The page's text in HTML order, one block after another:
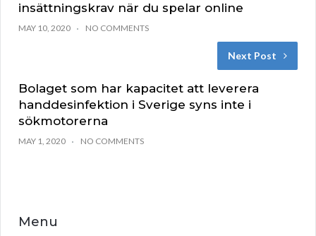
insättningskrav när du spelar online
MAY 10, 2020 NO COMMENTS
Next Post
Bolaget som har kapacitet att leverera
handdesinfektion i Sverige syns inte i
sökmotorerna
MAY 1, 2020 NO COMMENTS
Menu